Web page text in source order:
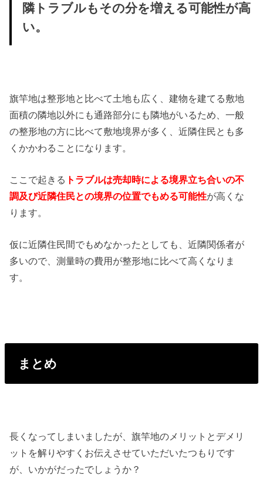
隣トラブルもその分を増える可能性が高
い。
旗竿地は整形地と比べて土地も広く、建物を建てる敷地
面積の隣地以外にも通路部分にも隣地がいるため、一般
の整形地の方に比べて敷地境界が多く、近隣住民とも多
くかかわることになります。
ここで起きる トラブルは売却時による境界立ち合いの不
調及び近隣住民との境界の位置でもめる可能性が高くな
ります。
仮に近隣住民間でもめなかったとしても、近隣関係者が
多いので、測量時の費用が整形地に比べて高くなりま
す。
まとめ
長くなってしまいましたが、旗竿地のメリットとデメリ
ットを解りやすくお伝えさせていただいたつもりです
が、いかがだったでしょうか？